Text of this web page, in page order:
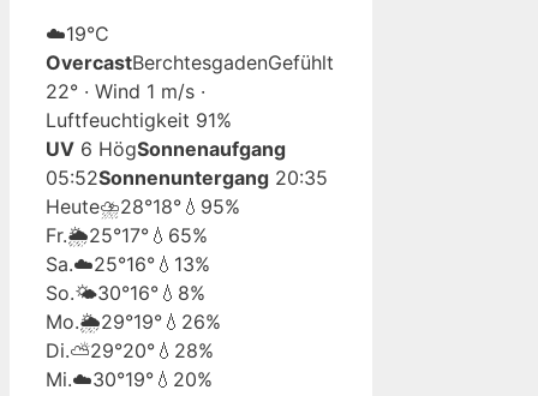
☁️19°C
OvercastBerchtesgadenGefühlt
22° · Wind 1 m/s ·
Luftfeuchtigkeit 91%
UV 6 HögSonnenaufgang
05:52Sonnenuntergang 20:35
Heute⛈️28°18° 💧95%
Fr.🌦️25°17° 💧65%
Sa.☁️25°16° 💧13%
So.🌤️30°16° 💧8%
Mo.🌦️29°19° 💧26%
Di.⛅29°20° 💧28%
Mi.☁️30°19° 💧20%